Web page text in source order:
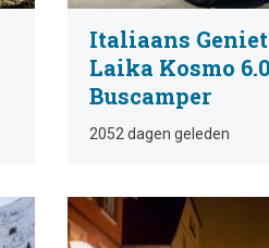
Italiaans
Laika Kosmo
Buscamper
2052 dagen geleden